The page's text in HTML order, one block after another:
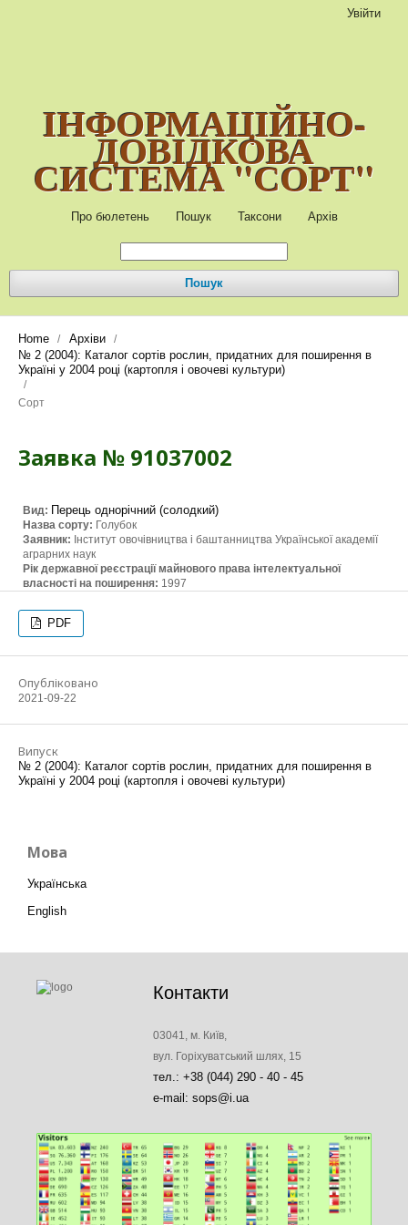
ІНФОРМАЦІЙНО-
ДОВІДКОВА
СИСТЕМА "СОРТ"
Про бюлетень Пошук Таксони Архів
Пошук
Увійти
Home / Архіви /
№ 2 (2004): Каталог сортів рослин, придатних для поширення в
Україні у 2004 році (картопля і овочеві культури)
/
Сорт
Заявка № 91037002
Вид: Перець однорічний (солодкий)
Назва сорту: Голубок
Заявник: Інститут овочівництва і баштанництва Української академії
аграрних наук
Рік державної реєстрації майнового права інтелектуальної
власності на поширення: 1997
PDF
Опубліковано
2021-09-22
Випуск
№ 2 (2004): Каталог сортів рослин, придатних для поширення в
Україні у 2004 році (картопля і овочеві культури)
Мова
Українська
English
Контакти
03041, м. Київ,
вул. Горіхуватський шлях, 15
тел.: +38 (044) 290 - 40 - 45
e-mail: sops@i.ua